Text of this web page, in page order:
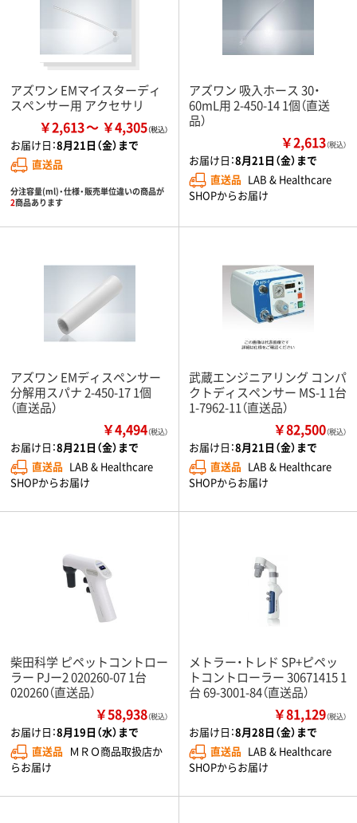
アズワン EMマイスターディ
スペンサー用 アクセサリ
￥2,613 ￥4,305
お届け日：8月21日（金）まで
直送品
分注容量(ml)・仕様・販売単位違いの商品が
2商品あります
アズワン 吸入ホース 30・
60mL用 2-450-14 1個（直送
品）
￥2,613（税込）
お届け日：8月21日（金）まで
直送品 LAB & Healthcare
SHOPからお届け
アズワン EMディスペンサー
分解用スパナ 2-450-17 1個
（直送品）
￥4,494（税込）
お届け日：8月21日（金）まで
直送品 LAB & Healthcare
SHOPからお届け
武蔵エンジニアリング コンパ
クトディスペンサー MS-1 1台
1-7962-11（直送品）
￥82,500（税込）
お届け日：8月21日（金）まで
直送品 LAB & Healthcare
SHOPからお届け
柴田科学 ピペットコントロー
ラー PJー2 020260-07 1台
020260（直送品）
￥58,938（税込）
お届け日：8月19日（水）まで
直送品 ＭＲＯ商品取扱店か
らお届け
メトラー・トレド SP+ピペッ
トコントローラー 30671415 1
台 69-3001-84（直送品）
￥81,129（税込）
お届け日：8月28日（金）まで
直送品 LAB & Healthcare
SHOPからお届け